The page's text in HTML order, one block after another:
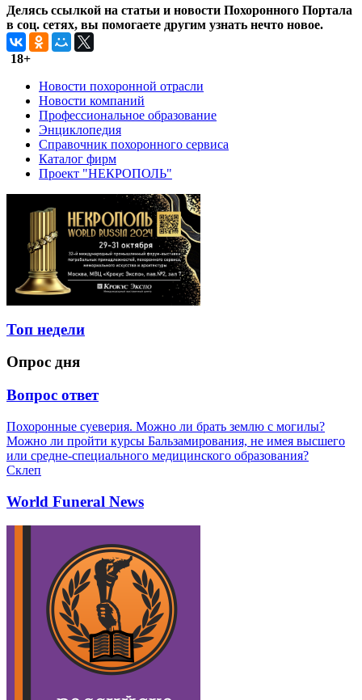
Делясь ссылкой на статьи и новости Похоронного Портала
в соц. сетях, вы помогаете другим узнать нечто новое.
18+
Новости похоронной отрасли
Новости компаний
Профессиональное образование
Энциклопедия
Справочник похоронного сервиса
Каталог фирм
Проект "НЕКРОПОЛЬ"
Топ недели
Опрос дня
Вопрос ответ
Похоронные суеверия. Можно ли брать землю с могилы?
Можно ли пройти курсы Бальзамирования, не имея высшего
или средне-специального медицинского образования?
Склеп
World Funeral News